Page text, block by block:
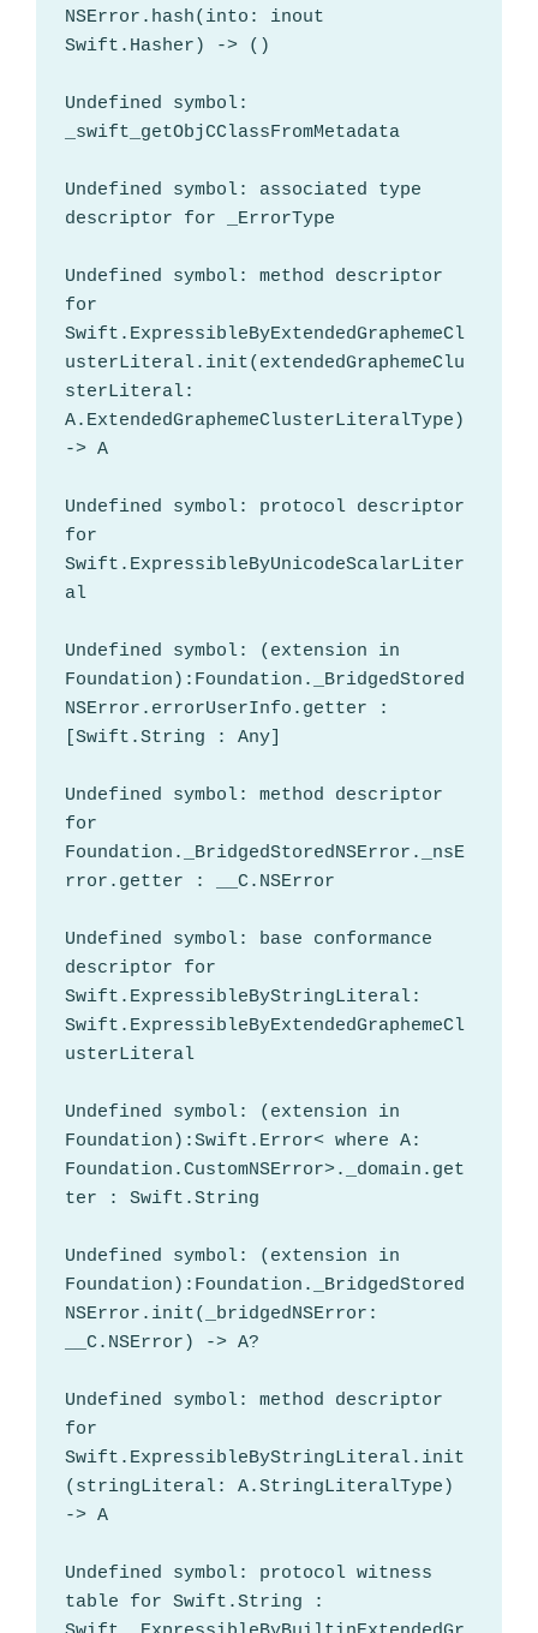
NSError.hash(into: inout
Swift.Hasher) -> ()
Undefined symbol:
_swift_getObjCClassFromMetadata
Undefined symbol: associated type
descriptor for _ErrorType
Undefined symbol: method descriptor
for
Swift.ExpressibleByExtendedGraphemeCl
usterLiteral.init(extendedGraphemeClu
sterLiteral:
A.ExtendedGraphemeClusterLiteralType)
-> A
Undefined symbol: protocol descriptor
for
Swift.ExpressibleByUnicodeScalarLiter
al
Undefined symbol: (extension in
Foundation):Foundation._BridgedStored
NSError.errorUserInfo.getter :
[Swift.String : Any]
Undefined symbol: method descriptor
for
Foundation._BridgedStoredNSError._nsE
rror.getter : __C.NSError
Undefined symbol: base conformance
descriptor for
Swift.ExpressibleByStringLiteral:
Swift.ExpressibleByExtendedGraphemeCl
usterLiteral
Undefined symbol: (extension in
Foundation):Swift.Error< where A:
Foundation.CustomNSError>._domain.get
ter : Swift.String
Undefined symbol: (extension in
Foundation):Foundation._BridgedStored
NSError.init(_bridgedNSError:
__C.NSError) -> A?
Undefined symbol: method descriptor
for
Swift.ExpressibleByStringLiteral.init
(stringLiteral: A.StringLiteralType)
-> A
Undefined symbol: protocol witness
table for Swift.String :